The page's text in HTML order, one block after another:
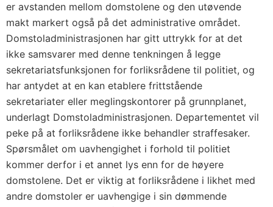
er avstanden mellom domstolene og den utøvende
makt markert også på det administrative området.
Domstoladministrasjonen har gitt uttrykk for at det
ikke samsvarer med denne tenkningen å legge
sekretariatsfunksjonen for forliksrådene til politiet, og
har antydet at en kan etablere frittstående
sekretariater eller meglingskontorer på grunnplanet,
underlagt Domstoladministrasjonen. Departementet vil
peke på at forliksrådene ikke behandler straffesaker.
Spørsmålet om uavhengighet i forhold til politiet
kommer derfor i et annet lys enn for de høyere
domstolene. Det er viktig at forliksrådene i likhet med
andre domstoler er uavhengige i sin dømmende